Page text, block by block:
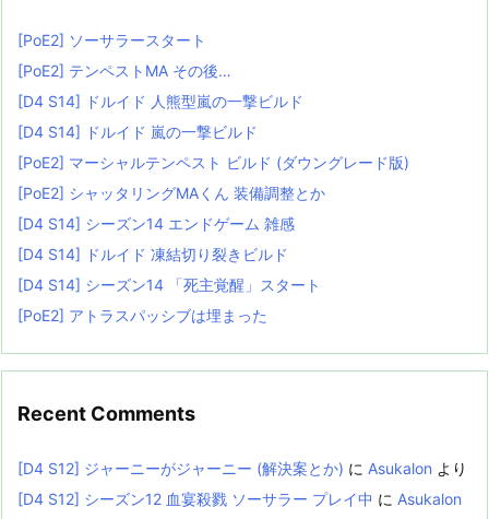
[PoE2] ソーサラースタート
[PoE2] テンペストMA その後…
[D4 S14] ドルイド 人熊型嵐の一撃ビルド
[D4 S14] ドルイド 嵐の一撃ビルド
[PoE2] マーシャルテンペスト ビルド (ダウングレード版)
[PoE2] シャッタリングMAくん 装備調整とか
[D4 S14] シーズン14 エンドゲーム 雑感
[D4 S14] ドルイド 凍結切り裂きビルド
[D4 S14] シーズン14 「死主覚醒」スタート
[PoE2] アトラスパッシブは埋まった
Recent Comments
[D4 S12] ジャーニーがジャーニー (解決案とか) に Asukalon より
[D4 S12] シーズン12 血宴殺戮 ソーサラー プレイ中 に Asukalon